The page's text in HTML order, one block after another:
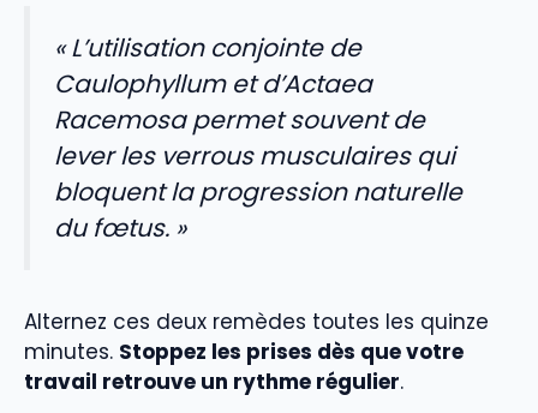
« L’utilisation conjointe de
Caulophyllum et d’Actaea
Racemosa permet souvent de
lever les verrous musculaires qui
bloquent la progression naturelle
du fœtus. »
Alternez ces deux remèdes toutes les quinze
minutes. Stoppez les prises dès que votre
travail retrouve un rythme régulier.